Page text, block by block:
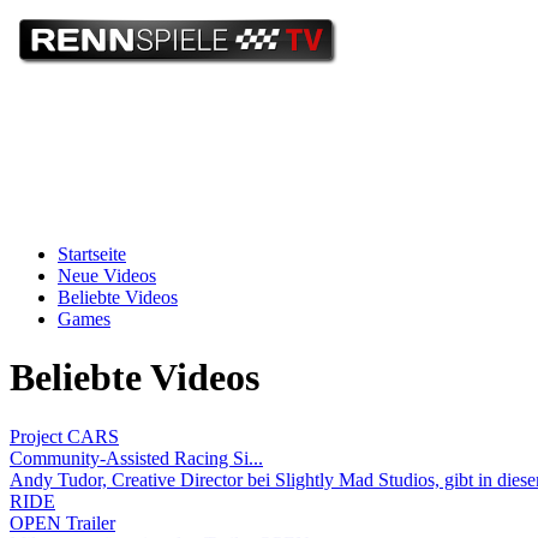
Startseite
Neue Videos
Beliebte Videos
Games
Beliebte Videos
Project CARS
Community-Assisted Racing Si...
Andy Tudor, Creative Director bei Slightly Mad Studios, gibt in
RIDE
OPEN Trailer